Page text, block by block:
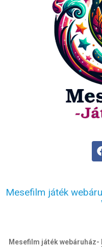
Mesefilm játék
Mesefilm játék